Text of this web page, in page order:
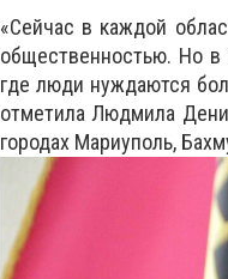
«Сейчас в каждой
общественностью. Но в
где люди нуждаются
отметила Людмила
городах Мариуполь,